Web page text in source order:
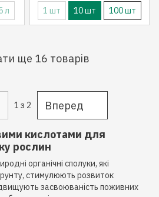
л 1 шт 10 шт 100 шт
ще 16 товарів
1 з 2 Вперед
кислотами для
рослин
органічні сполуки, які
стимулюють розвиток
засвоюваність поживних